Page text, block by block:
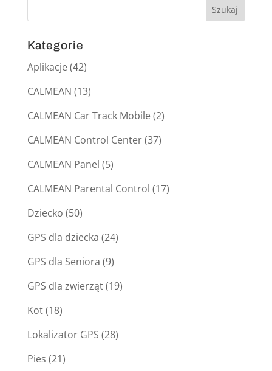
Kategorie
Aplikacje(42)
CALMEAN (13)
CALMEAN Car Track Mobile(2)
CALMEAN Control Center(37)
CALMEAN Panel (5)
CALMEAN Parental Control (17)
Dziecko (50)
GPS dla dziecka (24)
GPS dla Seniora (9)
GPS dla zwierząt(19)
Kot(18)
Lokalizator GPS (28)
Pies (21)